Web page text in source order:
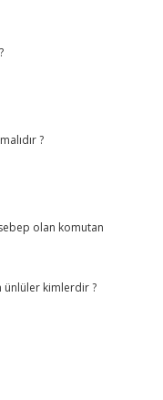
?
olan komutan
ünlüler kimlerdir ?